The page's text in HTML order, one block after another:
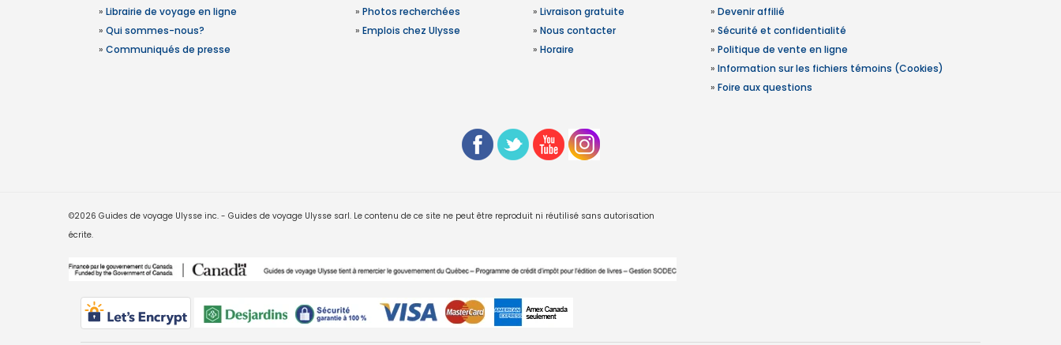
» Librairie de voyage en ligne
» Qui sommes-nous?
» Communiqués de presse
» Photos recherchées
» Emplois chez Ulysse
» Livraison gratuite
» Nous contacter
» Horaire
» Devenir affilié
» Sécurité et confidentialité
» Politique de vente en ligne
» Information sur les fichiers témoins (Cookies)
» Foire aux questions
©2026 Guides de voyage Ulysse inc. - Guides de voyage Ulysse sarl. Le contenu de ce site ne peut être reproduit ni réutilisé sans autorisation
écrite.